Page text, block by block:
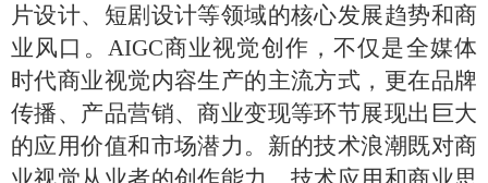
片设计、短剧设计等领域的核心发展趋势和商
业风口。 AIGC商业视觉创作，不仅是全媒体
时代商业视觉内容生产的主流方式，更在品牌
传播、产品营销、商业变现等环节展现出巨大
的应用价值和市场潜力。新的技术浪潮既对商